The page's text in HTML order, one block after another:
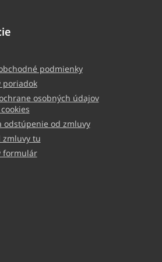
podmienky
poriadok
osobných údajov
odstúpenie od zmluvy
zmluvy tu
formulár